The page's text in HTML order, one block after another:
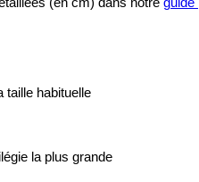
(en cm) dans notre guide
taille habituelle
la plus grande